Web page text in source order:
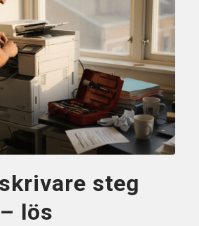
steg
lös